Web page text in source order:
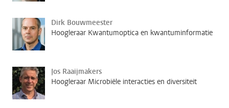
Dirk Bouwmeester
Hoogleraar Kwantumoptica en kwantuminformatie
Jos Raaijmakers
Hoogleraar Microbiële interacties en diversiteit